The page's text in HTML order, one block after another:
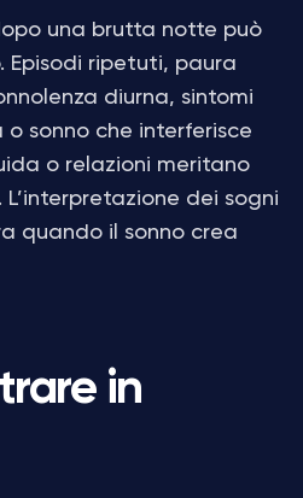
una brutta notte può
Episodi ripetuti, paura
diurna, sintomi
sonno che interferisce
o relazioni meritano
dei sogni
quando il sonno crea
in